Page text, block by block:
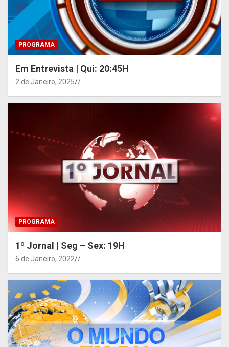
PROGRAMA
Em Entrevista | Qui: 20:45H
2 de Janeiro, 2025 /
PROGRAMA
1º Jornal | Seg – Sex: 19H
6 de Janeiro, 2022 /